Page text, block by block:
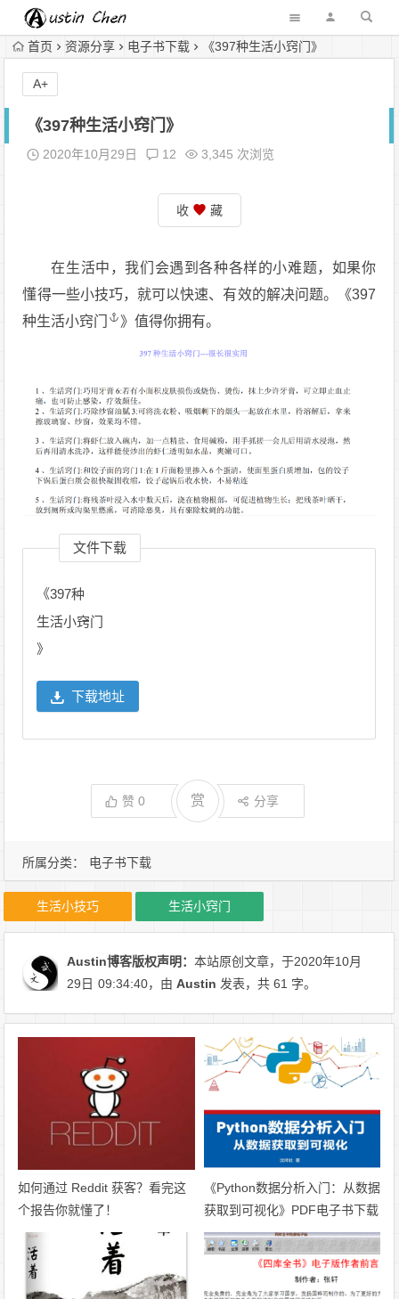
首页 资源分享 电子书下载 《397种生活小窍门》
《397种生活小窍门》
2020年10月29日 12 3,345 次浏览
收 藏
在生活中，我们会遇到各种各样的小难题，如果你
懂得一些小技巧，就可以快速、有效的解决问题。《397
种生活小窍门 》值得你拥有。
文件下载
《397种
生活小窍门
》
下载地址
赞0 赏 分享
A+
所属分类： 电子书下载
生活小技巧 生活小窍门
Austin博客版权声明：本站原创文章，于2020年10月
29日 09:34:40，由Austin 发表，共 61 字。
如何通过 Reddit 获客？看完这
个报告你就懂了！
《Python数据分析入门：从数据
获取到可视化》PDF电子书下载